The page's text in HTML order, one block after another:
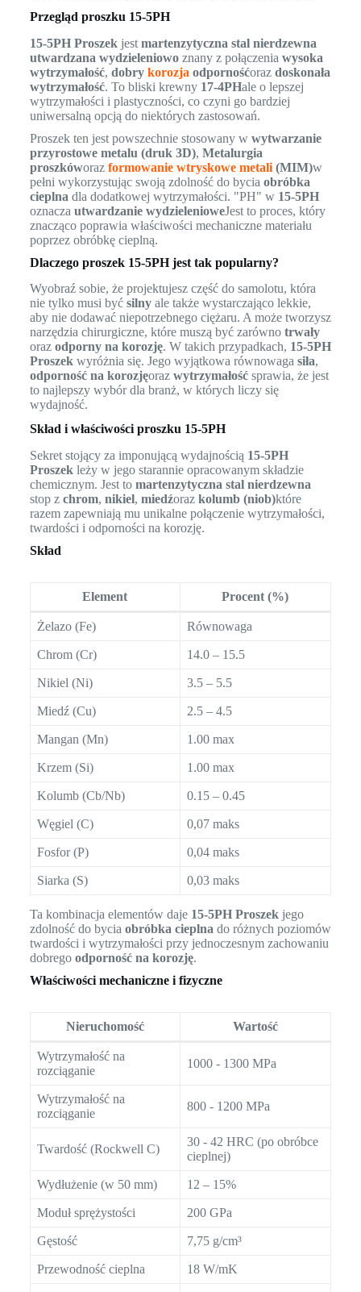
Przegląd proszku 15-5PH
15-5PH Proszekjest martenzytyczna stal nierdzewna
utwardzana wydzieleniowoznany z połączenia wysoka
wytrzymałość, dobry korozja odpornośćoraz doskonała
wytrzymałość. To bliski krewny 17-4PHale o lepszej
wytrzymałości i plastyczności, co czyni go bardziej
uniwersalną opcją do niektórych zastosowań.
Proszek ten jest powszechnie stosowany w wytwarzanie
przyrostowe metalu (druk 3D), Metalurgia
proszkóworaz formowanie wtryskowe metali(MIM)w
pełni wykorzystując swoją zdolność do bycia obróbka
cieplna dla dodatkowej wytrzymałości. "PH" w 15-5PH
oznacza utwardzanie wydzielenioweJest to proces, który
znacząco poprawia właściwości mechaniczne materiału
poprzez obróbkę cieplną.
Dlaczego proszek 15-5PH jest tak popularny?
Wyobraź sobie, że projektujesz część do samolotu, która
nie tylko musi być silnyale także wystarczająco lekkie,
aby nie dodawać niepotrzebnego ciężaru. A może tworzysz
narzędzia chirurgiczne, które muszą być zarówno trwały
oraz odporny na korozję. W takich przypadkach, 15-5PH
Proszekwyróżnia się. Jego wyjątkowa równowaga siła,
odporność na korozjęoraz wytrzymałośćsprawia, że jest
to najlepszy wybór dla branż, w których liczy się
wydajność.
Skład i właściwości proszku 15-5PH
Sekret stojący za imponującą wydajnością 15-5PH
Proszekleży w jego starannie opracowanym składzie
chemicznym. Jest to martenzytyczna stal nierdzewna
stop z chrom, nikiel, miedźoraz kolumb (niob)które
razem zapewniają mu unikalne połączenie wytrzymałości,
twardości i odporności na korozję.
Skład
Element Procent (%)
Żelazo (Fe) Równowaga
Chrom (Cr) 14.0 – 15.5
Nikiel (Ni) 3.5 – 5.5
Miedź (Cu) 2.5 – 4.5
Mangan (Mn) 1.00 max
Krzem (Si) 1.00 max
Kolumb (Cb/Nb) 0.15 – 0.45
Węgiel (C) 0,07 maks
Fosfor (P) 0,04 maks
Siarka (S) 0,03 maks
Ta kombinacja elementów daje 15-5PH Proszekjego
zdolność do bycia obróbka cieplna do różnych poziomów
twardości i wytrzymałości przy jednoczesnym zachowaniu
dobrego odporność na korozję.
Właściwości mechaniczne i fizyczne
Nieruchomość Wartość
Wytrzymałość na
rozciąganie
1000 - 1300 MPa
Wytrzymałość na
rozciąganie
800 - 1200 MPa
Twardość (Rockwell C)
30 - 42 HRC (po obróbce
cieplnej)
Wydłużenie (w 50 mm) 12 – 15%
Moduł sprężystości 200 GPa
Gęstość 7,75 g/cm³
Przewodność cieplna 18 W/mK